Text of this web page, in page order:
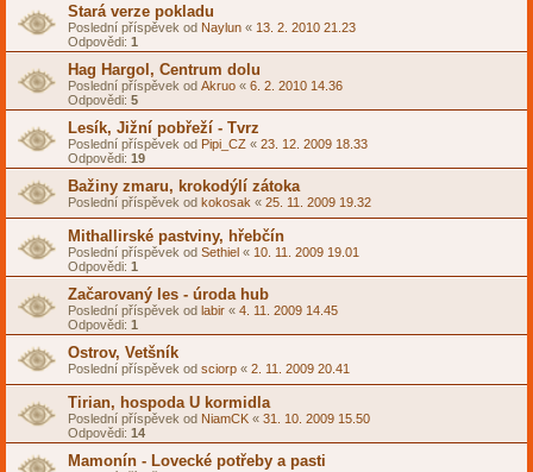
Stará verze pokladu
Poslední příspěvek od Naylun « 13. 2. 2010 21.23
Odpovědi: 1
Hag Hargol, Centrum dolu
Poslední příspěvek od Akruo « 6. 2. 2010 14.36
Odpovědi: 5
Lesík, Jižní pobřeží - Tvrz
Poslední příspěvek od Pipi_CZ « 23. 12. 2009 18.33
Odpovědi: 19
Bažiny zmaru, krokodýlí zátoka
Poslední příspěvek od kokosak « 25. 11. 2009 19.32
Mithallirské pastviny, hřebčín
Poslední příspěvek od Sethiel « 10. 11. 2009 19.01
Odpovědi: 1
Začarovaný les - úroda hub
Poslední příspěvek od labir « 4. 11. 2009 14.45
Odpovědi: 1
Ostrov, Vetšník
Poslední příspěvek od sciorp « 2. 11. 2009 20.41
Tirian, hospoda U kormidla
Poslední příspěvek od NiamCK « 31. 10. 2009 15.50
Odpovědi: 14
Mamonín - Lovecké potřeby a pasti